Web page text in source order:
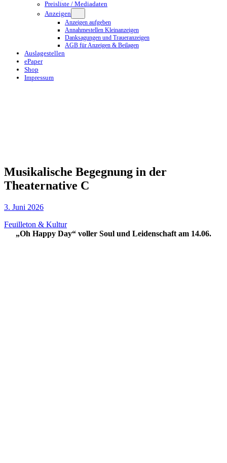
Preisliste / Mediadaten
Anzeigen
Anzeigen aufgeben
Annahmestellen Kleinanzeigen
Danksagungen und Traueranzeigen
AGB für Anzeigen & Beilagen
Auslagestellen
ePaper
Shop
Impressum
Musikalische Begegnung in der
Theaternative C
3. Juni 2026
Feuilleton & Kultur
„Oh Happy Day“ voller Soul und Leidenschaft am 14.06.